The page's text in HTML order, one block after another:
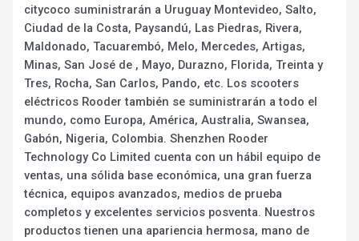
citycoco suministrarán a Uruguay Montevideo, Salto,
Ciudad de la Costa, Paysandú, Las Piedras, Rivera,
Maldonado, Tacuarembó, Melo, Mercedes, Artigas,
Minas, San José de , Mayo, Durazno, Florida, Treinta y
Tres, Rocha, San Carlos, Pando, etc. Los scooters
eléctricos Rooder también se suministrarán a todo el
mundo, como Europa, América, Australia, Swansea,
Gabón, Nigeria, Colombia. Shenzhen Rooder
Technology Co Limited cuenta con un hábil equipo de
ventas, una sólida base económica, una gran fuerza
técnica, equipos avanzados, medios de prueba
completos y excelentes servicios posventa. Nuestros
productos tienen una apariencia hermosa, mano de